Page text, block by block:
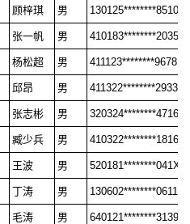
顾梓琪 男 130125********8510
张一帆 男 410183********2035
杨松超 男 411123********9678
邱昂 男 411322********2933
张志彬 男 320324********4716
臧少兵 男 410322********1816
王波 男 520181********041X
丁涛 男 130602********0611
毛涛 男 640121********3139